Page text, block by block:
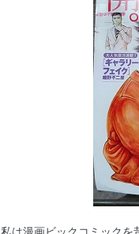
私は漫画ビックコミックを